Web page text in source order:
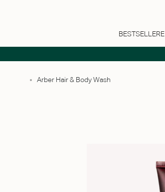
BESTSELLERE
Arber Hair & Body Wash